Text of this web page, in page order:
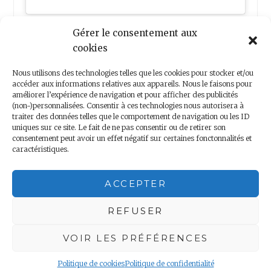
Gérer le consentement aux
cookies
Nous utilisons des technologies telles que les cookies pour stocker et/ou
accéder aux informations relatives aux appareils. Nous le faisons pour
améliorer l’expérience de navigation et pour afficher des publicités
(non-)personnalisées. Consentir à ces technologies nous autorisera à
traiter des données telles que le comportement de navigation ou les ID
uniques sur ce site. Le fait de ne pas consentir ou de retirer son
consentement peut avoir un effet négatif sur certaines fonctonnalités et
caractéristiques.
ACCEPTER
REFUSER
VOIR LES PRÉFÉRENCES
Politique de cookiesPolitique de confidentialité
Nous contacter
Copyright 2018 – Minis Voyageurs – Droits réservés
Proudly powered by WordPress|Theme: Anissa by